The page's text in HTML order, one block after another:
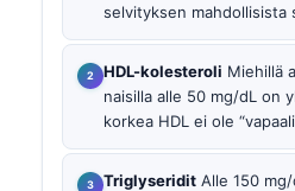
selvityksen mahdollisista
HDL-kolesteroli Miehillä
naisilla alle 50 mg/dL on
korkea HDL ei ole
Triglyseridit Alle 150